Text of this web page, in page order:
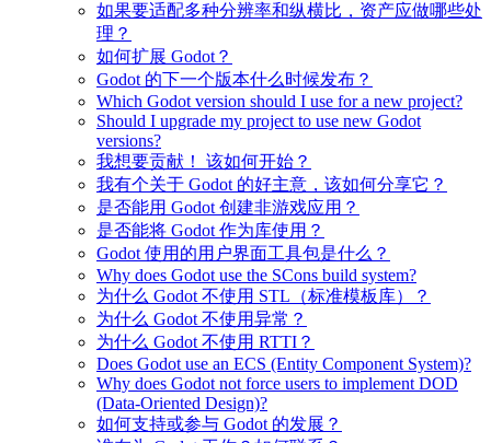
如果要适配多种分辨率和纵横比，资产应做哪些处
理？
如何扩展 Godot？
Godot 的下一个版本什么时候发布？
Which Godot version should I use for a new project?
Should I upgrade my project to use new Godot
versions?
我想要贡献！ 该如何开始？
我有个关于 Godot 的好主意，该如何分享它？
是否能用 Godot 创建非游戏应用？
是否能将 Godot 作为库使用？
Godot 使用的用户界面工具包是什么？
Why does Godot use the SCons build system?
为什么 Godot 不使用 STL（标准模板库）？
为什么 Godot 不使用异常？
为什么 Godot 不使用 RTTI？
Does Godot use an ECS (Entity Component System)?
Why does Godot not force users to implement DOD
(Data-Oriented Design)?
如何支持或参与 Godot 的发展？